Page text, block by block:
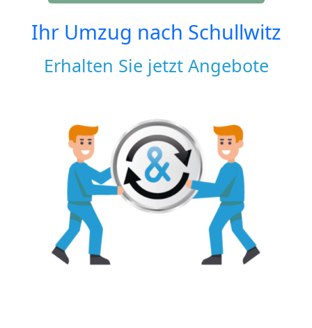
Ihr Umzug nach Schullwitz
Erhalten Sie jetzt Angebote